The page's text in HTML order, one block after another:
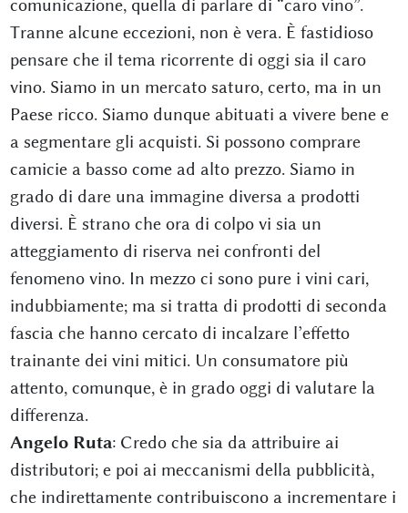
comunicazione, quella di parlare di “caro vino”.
Tranne alcune eccezioni, non è vera. È fastidioso
pensare che il tema ricorrente di oggi sia il caro
vino. Siamo in un mercato saturo, certo, ma in un
Paese ricco. Siamo dunque abituati a vivere bene e
a segmentare gli acquisti. Si possono comprare
camicie a basso come ad alto prezzo. Siamo in
grado di dare una immagine diversa a prodotti
diversi. È strano che ora di colpo vi sia un
atteggiamento di riserva nei confronti del
fenomeno vino. In mezzo ci sono pure i vini cari,
indubbiamente; ma si tratta di prodotti di seconda
fascia che hanno cercato di incalzare l’effetto
trainante dei vini mitici. Un consumatore più
attento, comunque, è in grado oggi di valutare la
differenza.
Angelo Ruta: Credo che sia da attribuire ai
distributori; e poi ai meccanismi della pubblicità,
che indirettamente contribuiscono a incrementare i